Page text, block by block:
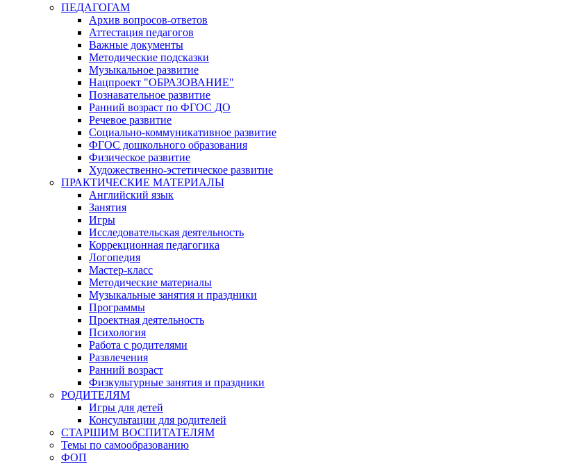
ПЕДАГОГАМ
Архив вопросов-ответов
Аттестация педагогов
Важные документы
Методические подсказки
Музыкальное развитие
Нацпроект "ОБРАЗОВАНИЕ"
Познавательное развитие
Ранний возраст по ФГОС ДО
Речевое развитие
Социально-коммуникативное развитие
ФГОС дошкольного образования
Физическое развитие
Художественно-эстетическое развитие
ПРАКТИЧЕСКИЕ МАТЕРИАЛЫ
Английский язык
Занятия
Игры
Исследовательская деятельность
Коррекционная педагогика
Логопедия
Мастер-класс
Методические материалы
Музыкальные занятия и праздники
Программы
Проектная деятельность
Психология
Работа с родителями
Развлечения
Ранний возраст
Физкультурные занятия и праздники
РОДИТЕЛЯМ
Игры для детей
Консультации для родителей
СТАРШИМ ВОСПИТАТЕЛЯМ
Темы по самообразованию
ФОП